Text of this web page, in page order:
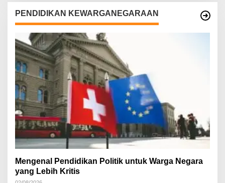
PENDIDIKAN KEWARGANEGARAAN
Mengenal Pendidikan Politik untuk Warga Negara
yang Lebih Kritis